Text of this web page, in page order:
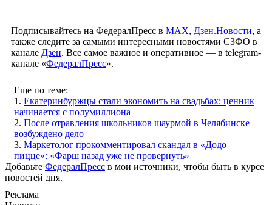
Подписывайтесь на ФедералПресс в МАХ, Дзен.Новости, а
также следите за самыми интересными новостями СЗФО в
канале Дзен. Все самое важное и оперативное — в telegram-
канале «ФедералПресс».
Еще по теме:
1. Екатеринбуржцы стали экономить на свадьбах: ценник
начинается с полумиллиона
2. После отравления школьников шаурмой в Челябинске
возбуждено дело
3. Маркетолог прокомментировал скандал в «Додо
пицце»: «Фарш назад уже не провернуть»
Добавьте ФедералПресс в мои источники, чтобы быть в курсе
новостей дня.
Реклама